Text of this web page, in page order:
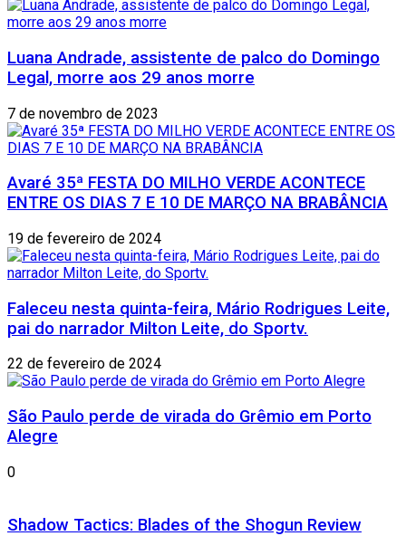
Luana Andrade, assistente de palco do Domingo
Legal, morre aos 29 anos morre
7 de novembro de 2023
Avaré 35ª FESTA DO MILHO VERDE ACONTECE
ENTRE OS DIAS 7 E 10 DE MARÇO NA BRABÂNCIA
19 de fevereiro de 2024
Faleceu nesta quinta-feira, Mário Rodrigues Leite,
pai do narrador Milton Leite, do Sportv.
22 de fevereiro de 2024
São Paulo perde de virada do Grêmio em Porto
Alegre
0
Shadow Tactics: Blades of the Shogun Review